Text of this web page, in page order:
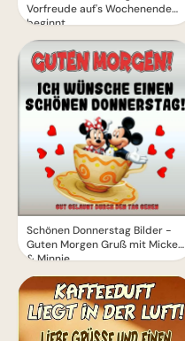
Vorfreude auf's Wochenende
beginnt
Schönen Donnerstag Bilder -
Guten Morgen Gruß mit Mickey
& Minnie